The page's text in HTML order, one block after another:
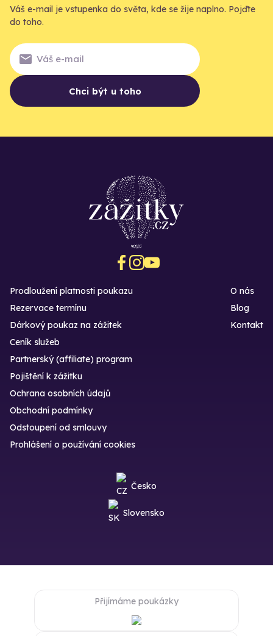
Váš e-mail je vstupenka do světa, kde se žije naplno. Pojďte
do toho.
Chci být u toho
Prodloužení platnosti poukazu
Rezervace termínu
Dárkový poukaz na zážitek
O nás
Blog
Kontakt
Ceník služeb
Partnerský (affiliate) program
Pojištění k zážitku
Ochrana osobních údajů
Obchodní podmínky
Odstoupení od smlouvy
Prohlášení o používání cookies
Česko
Slovensko
Přijímáme poukázky